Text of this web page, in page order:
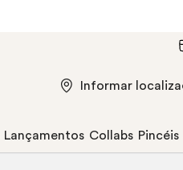
Lançamentos Collabs Pincéis